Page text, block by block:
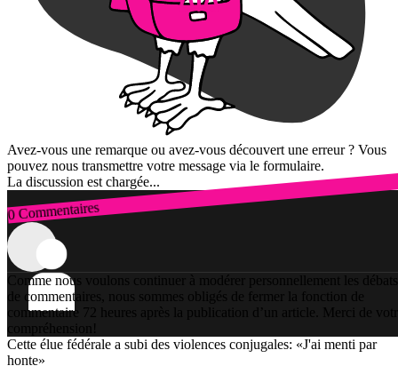
Avez-vous une remarque ou avez-vous découvert une erreur ? Vous
pouvez nous transmettre votre message via le formulaire.
La discussion est chargée...
0 Commentaires
Connexion
Comme nous voulons continuer à modérer personnellement les débats
de commentaires, nous sommes obligés de fermer la fonction de
commentaire 72 heures après la publication d’un article. Merci de
compréhension!
Cette élue fédérale a subi des violences conjugales: «J'ai menti par
honte»